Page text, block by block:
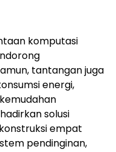
komputasi
tantangan juga
energi,
solusi
empat
pendinginan,